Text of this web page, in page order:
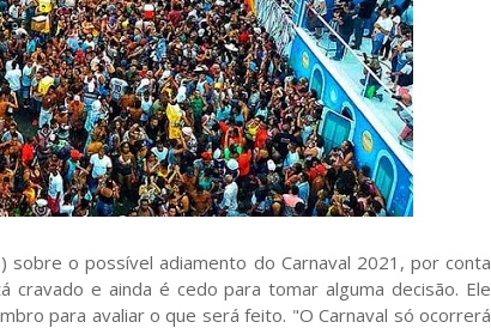
o possível adiamento do Carnaval 2021, por conta
cravado e ainda é cedo para tomar alguma decisão. Ele
para avaliar o que será feito. "O Carnaval só ocorrerá